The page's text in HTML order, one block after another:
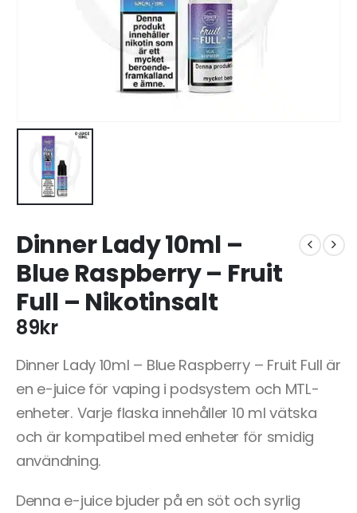
Dinner Lady 10ml –
Blue Raspberry – Fruit
Full – Nikotinsalt
89kr
Dinner Lady 10ml – Blue Raspberry – Fruit Full är
en e-juice för vaping i podsystem och MTL-
enheter. Varje flaska innehåller 10 ml vätska
och är kompatibel med enheter för smidig
användning.
Denna e-juice bjuder på en söt och syrlig